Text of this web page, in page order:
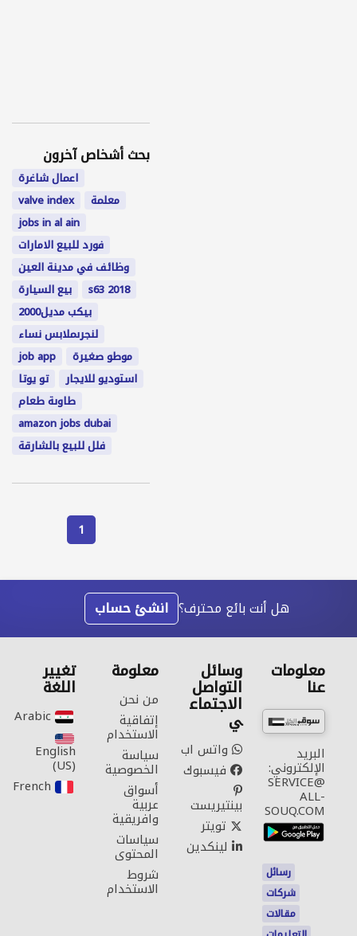
بحث أشخاص آخرون
اعمال شاغرة
valve index
معلمة
jobs in al ain
فورد للبيع الامارات
وظائف في مدينة العين
بيع السيارة
s63 2018
بيكب مديل2000
لنجرىملابس نساء
job app
موطو صغيرة
تو يوتا
استوديو للايجار
طاوىة طعام
amazon jobs dubai
فلل للبيع بالشارقة
1
هل أنت بائع محترف؟ انشئ حساب
معلومات
عنا
البريد
الإلكتروني:
SERVICE@
ALL-
SOUQ.COM
رسائل
شركات
مقالات
وسائل
التواصل
الاجتماع
ي
واتس اب
فيسبوك
بينتيريست
تويتر
لينكدين
معلومة
من نحن
إتفاقية
الاستخدام
سياسة
الخصوصية
أسواق
عربية
وافريقية
سياسات
المحتوى
شروط
الاستخدام
تغيير
اللغة
Arabic‎
English
(US)‎
French‎